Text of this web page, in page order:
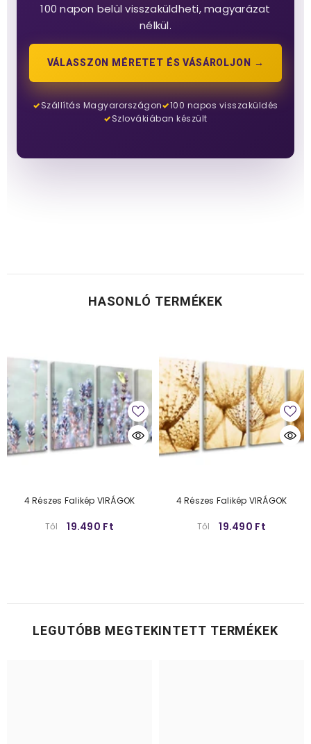
100 napon belül visszaküldheti, magyarázat
nélkül.
VÁLASSZON MÉRETET ÉS VÁSÁROLJON →
Szállítás Magyarországon
100 napos visszaküldés
Szlovákiában készült
HASONLÓ TERMÉKEK
4 Részes Falikép VIRÁGOK
Től 19.490 Ft
4 Részes Falikép VIRÁGOK
Től 19.490 Ft
LEGUTÓBB MEGTEKINTETT TERMÉKEK